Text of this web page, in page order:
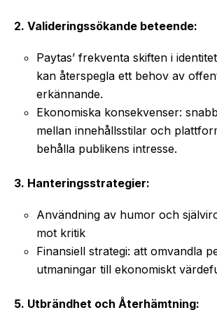
2. Valideringssökande beteende:
Paytas’ frekventa skiften i
kan återspegla ett behov av
erkännande.
Ekonomiska konsekvenser:
mellan innehållsstilar och
behålla publikens intresse.
3. Hanteringsstrategier:
Användning av humor och
mot kritik
Finansiell strategi: att omvandla
utmaningar till ekonomiskt
5. Utbrändhet och Återhämtning: